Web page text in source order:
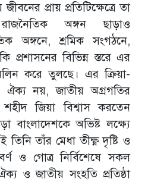
প্রায় প্রতিটিক্ষেত্রে তা
অঙ্গন ছাড়াও
অঙ্গনে, শ্রমিক সংগঠনে,
প্রশাসনের বিভিন্ন স্তরে এর
করে তুলছে। এর ক্রিয়া-
ঐক্য নয়, জাতীয় অগ্রগতির
শহীদ জিয়া বিশ্বাস করতেন
বাংলাদেশকে অভিষ্ট লক্ষ্যে
তাঁর মেধা তীক্ষ্ণ দৃষ্টি ও
বর্ণ ও গোত্র নির্বিশেষে সকল
ও জাতীয় সংহতি প্রতিষ্ঠা